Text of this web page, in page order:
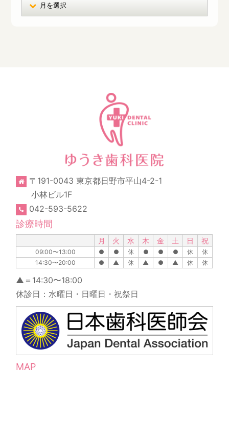
〒191-0043 東京都日野市平山4-2-1
小林ビル1F
042-593-5622
診療時間
月 火 水 木 金 土 日 祝
09:00〜13:00 ● ● 休 ● ● ● 休
休
14:30〜20:00
● ▲ 休 ▲ ● ▲ 休 休
▲＝14:30〜18:00
休診日：水曜日・日曜日・祝祭日
MAP